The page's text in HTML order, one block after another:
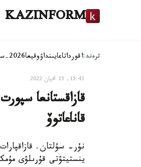
KAZINFORM
ترەند:اقورداتاعايىنداۋوقيعا2026-سايلاۋ
15:41, 15 اقپان 2022
قازاقستانعا
قاناعاتوۆ
نۇر- سۇلتان.
ينستيتۋتى قۇرىلۋى